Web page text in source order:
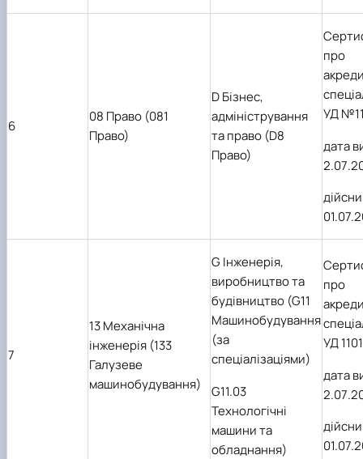
6
08 Право (081
Право)
D Бізнес,
адміністрування
та право (D8
Право)
про
УД
дата
2.07
7
13 Механічна
інженерія (133
Галузеве
машинобудування)
G Інженерія,
виробництво та
будівництво (G11
Машинобудування
(за
спеціалізаціями)
G11.03
Технологічні
машини та
обладнання)
про
УД
дата
2.07